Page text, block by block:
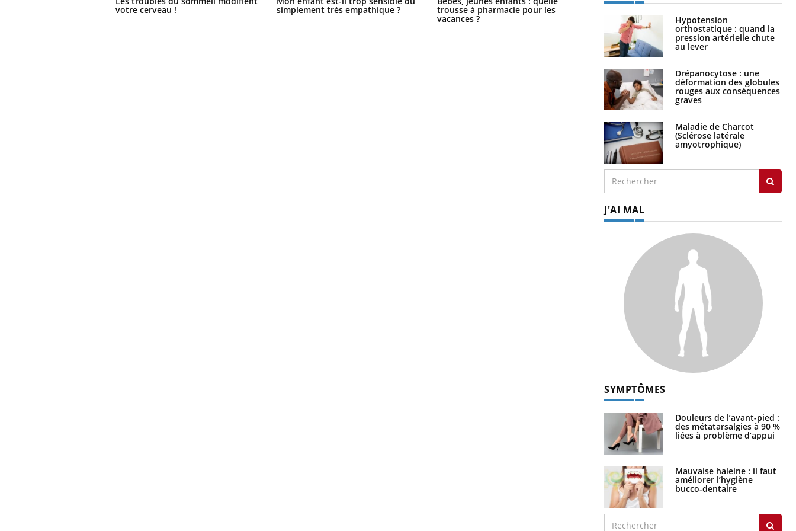
votre cerveau ! simplement très empathique ? trousse à pharmacie pour les
vacances ?
les meilleurs exercices physiques ?
Hypotension
orthostatique : quand la
pression artérielle chute
au lever
Drépanocytose : une
déformation des globules
rouges aux conséquences
graves
Maladie de Charcot
(Sclérose latérale
amyotrophique)
J'AI MAL
SYMPTÔMES
Douleurs de l’avant-pied :
des métatarsalgies à 90 %
liées à problème d’appui
Mauvaise haleine : il faut
améliorer l’hygiène
bucco-dentaire